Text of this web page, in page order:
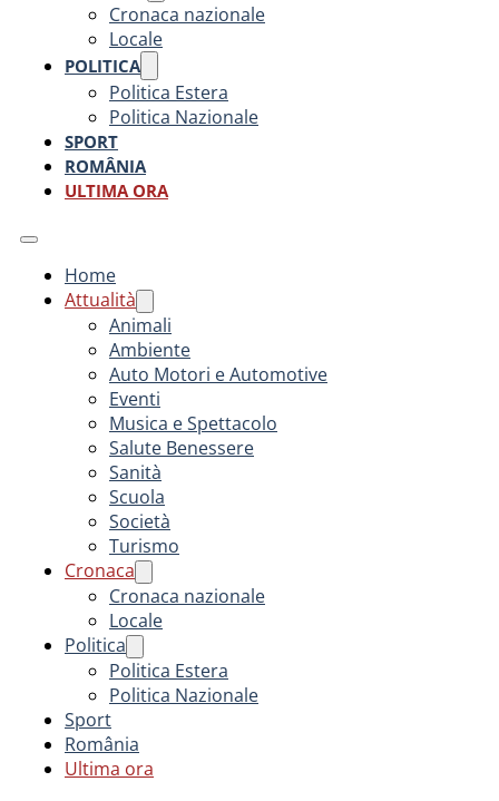
Cronaca nazionale
Locale
POLITICA
Politica Estera
Politica Nazionale
SPORT
ROMÂNIA
ULTIMA ORA
Home
Attualità
Animali
Ambiente
Auto Motori e Automotive
Eventi
Musica e Spettacolo
Salute Benessere
Sanità
Scuola
Società
Turismo
Cronaca
Cronaca nazionale
Locale
Politica
Politica Estera
Politica Nazionale
Sport
România
Ultima ora